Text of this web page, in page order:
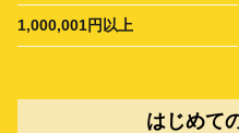
1,000,001円以上
はじめて